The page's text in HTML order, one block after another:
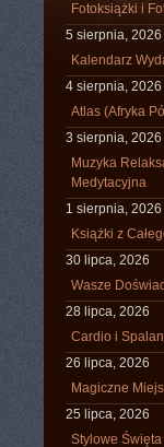
Fotoksiążki i
5 sierpnia, 2026
Kalendarz
4 sierpnia, 2026
Atlas (Afryka
3 sierpnia, 2026
Muzyka
Medytacyjna
1 sierpnia, 2026
Książki z
30 lipca, 2026
Wasze
28 lipca, 2026
Cardio i
26 lipca, 2026
Magiczne
25 lipca, 2026
Stylowe